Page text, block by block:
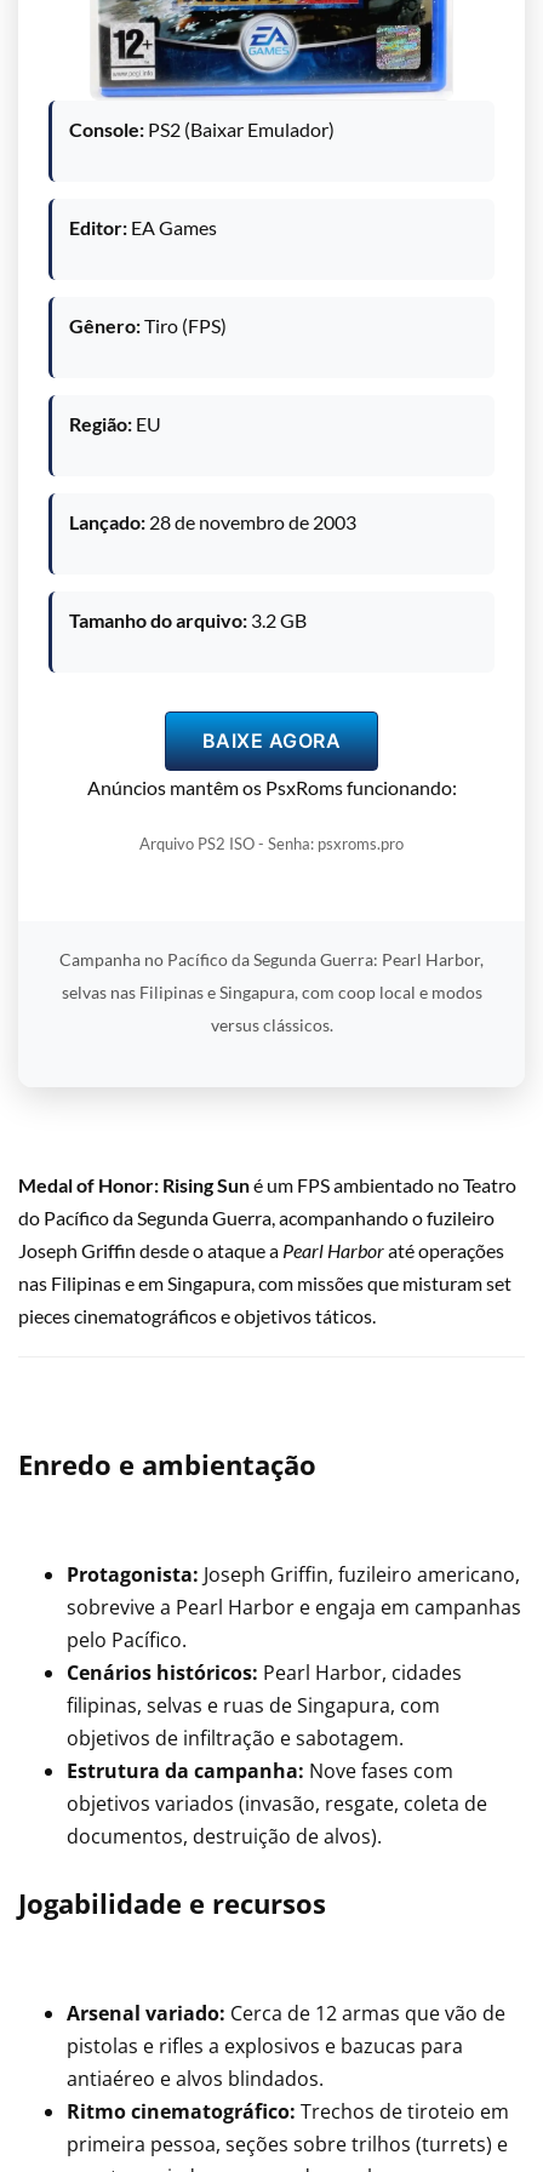
Console: PS2 (Baixar Emulador)
Editor: EA Games
Gênero:Tiro (FPS)
Região: EU
Lançado: 28 de novembro de 2003
Tamanho do arquivo: 3.2 GB
BAIXE AGORA
Anúncios mantêm os PsxRoms funcionando:
Arquivo PS2 ISO - Senha: psxroms.pro
Campanha no Pacífico da Segunda Guerra: Pearl Harbor,
selvas nas Filipinas e Singapura, com coop local e modos
versus clássicos.
Medal of Honor: Rising Suné um FPS ambientado no Teatro
do Pacífico da Segunda Guerra, acompanhando o fuzileiro
Joseph Griffin desde o ataque a Pearl Harboraté operações
nas Filipinas e em Singapura, com missões que misturam set
pieces cinematográficos e objetivos táticos.
Enredo e ambientação
Protagonista: Joseph Griffin, fuzileiro americano,
sobrevive a Pearl Harbor e engaja em campanhas
pelo Pacífico.
Cenários históricos: Pearl Harbor, cidades
filipinas, selvas e ruas de Singapura, com
objetivos de infiltração e sabotagem.
Estrutura da campanha: Nove fases com
objetivos variados (invasão, resgate, coleta de
documentos, destruição de alvos).
Jogabilidade e recursos
Arsenal variado: Cerca de 12 armas que vão de
pistolas e rifles a explosivos e bazucas para
antiaéreo e alvos blindados.
Ritmo cinematográfico: Trechos de tiroteio em
primeira pessoa, seções sobre trilhos (turrets) e